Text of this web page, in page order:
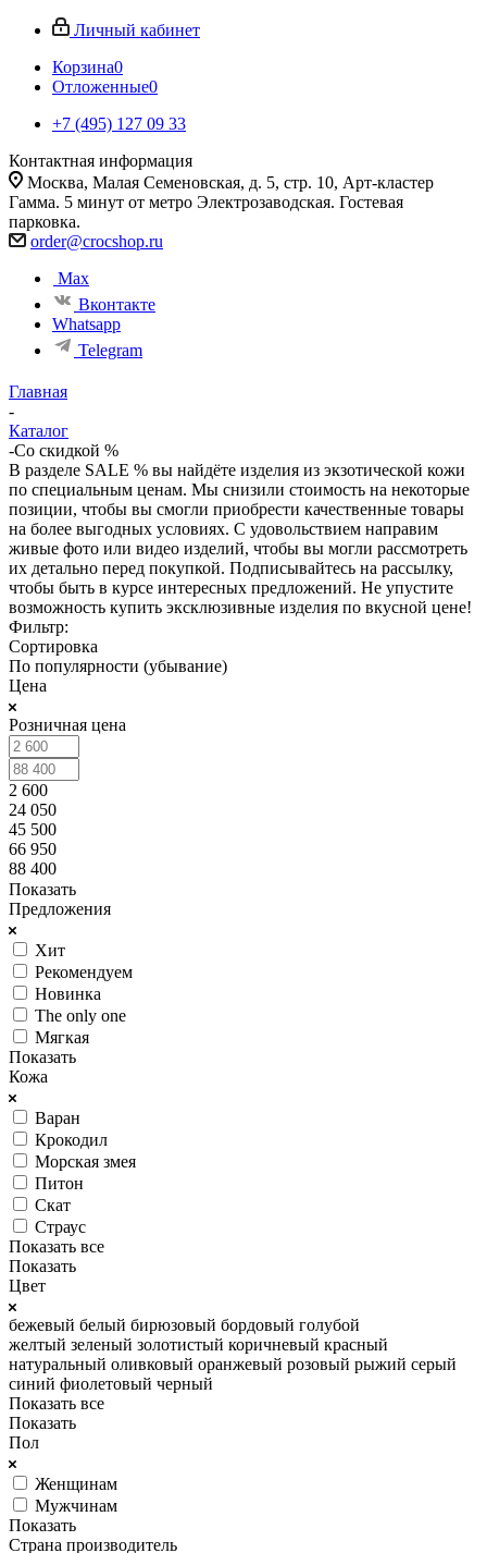
Личный кабинет
Корзина0
Отложенные0
+7 (495) 127 09 33
Контактная информация
Москва, Малая Семеновская, д. 5, стр. 10, Арт-кластер
Гамма. 5 минут от метро Электрозаводская. Гостевая
парковка.
order@crocshop.ru
Max
Вконтакте
Whatsapp
Telegram
Главная
-
Каталог
-Со скидкой %
В разделе SALE % вы найдёте изделия из экзотической кожи
по специальным ценам. Мы снизили стоимость на некоторые
позиции, чтобы вы смогли приобрести качественные товары
на более выгодных условиях. С удовольствием направим
живые фото или видео изделий, чтобы вы могли рассмотреть
их детально перед покупкой. Подписывайтесь на рассылку,
чтобы быть в курсе интересных предложений. Не упустите
возможность купить эксклюзивные изделия по вкусной цене!
Фильтр:
Сортировка
По популярности (убывание)
Цена
Розничная цена
2 600
24 050
45 500
66 950
88 400
Показать
Предложения
Хит
Рекомендуем
Новинка
The only one
Мягкая
Показать
Кожа
Варан
Крокодил
Морская змея
Питон
Скат
Страус
Показать все
Показать
Цвет
бежевый белый бирюзовый бордовый голубой
желтый зеленый золотистый коричневый красный
натуральный оливковый оранжевый розовый рыжий серый
синий фиолетовый черный
Показать все
Показать
Пол
Женщинам
Мужчинам
Показать
Страна производитель